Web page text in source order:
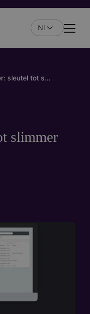
NL
Datalayer: sleutel tot slimmer tagbeheer
slimmer